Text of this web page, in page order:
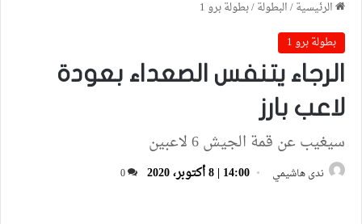
الرئيسية/البطولة/بطولة برو 1
بطولة برو 1
الرجاء يتنفس الصعداء بعودة
لاعب بارز
سيغيب عن قمة الجيش 6 لاعبين
ندى هاشيمي 14:00 | 8 أكتوبر، 2020 0